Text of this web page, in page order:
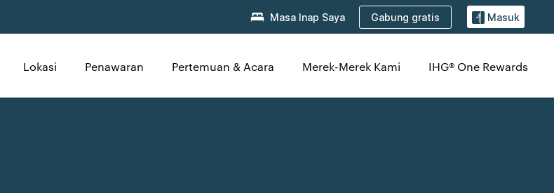
Masa Inap Saya Gabung gratis Masuk
Lokasi Penawaran Pertemuan & Acara Merek-Merek Kami IHG® One Rewards